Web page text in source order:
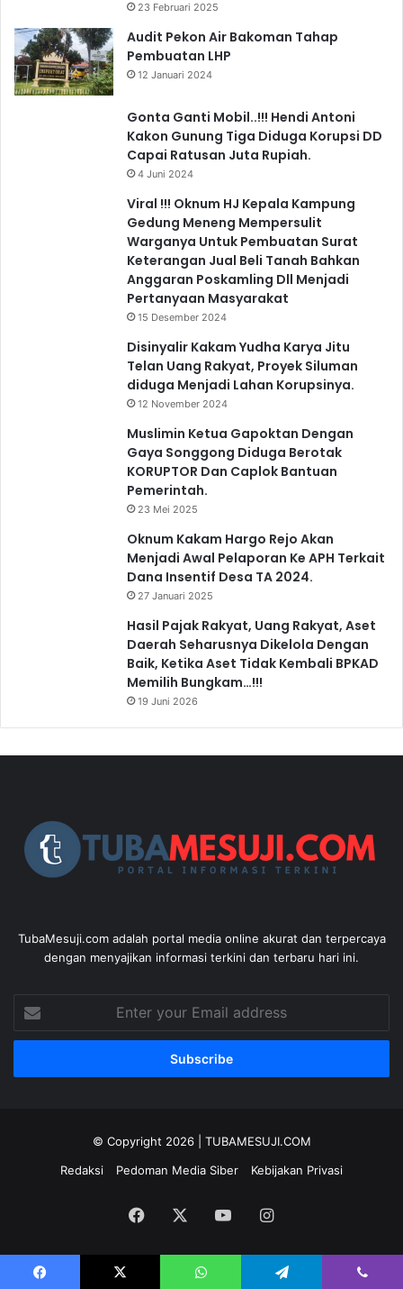
23 Februari 2025
Audit Pekon Air Bakoman Tahap
Pembuatan LHP
12 Januari 2024
Gonta Ganti Mobil..!!! Hendi Antoni
Kakon Gunung Tiga Diduga Korupsi DD
Capai Ratusan Juta Rupiah.
4 Juni 2024
Viral !!! Oknum HJ Kepala Kampung
Gedung Meneng Mempersulit
Warganya Untuk Pembuatan Surat
Keterangan Jual Beli Tanah Bahkan
Anggaran Poskamling Dll Menjadi
Pertanyaan Masyarakat
15 Desember 2024
Disinyalir Kakam Yudha Karya Jitu
Telan Uang Rakyat, Proyek Siluman
diduga Menjadi Lahan Korupsinya.
12 November 2024
Muslimin Ketua Gapoktan Dengan
Gaya Songgong Diduga Berotak
KORUPTOR Dan Caplok Bantuan
Pemerintah.
23 Mei 2025
Oknum Kakam Hargo Rejo Akan
Menjadi Awal Pelaporan Ke APH Terkait
Dana Insentif Desa TA 2024.
27 Januari 2025
Hasil Pajak Rakyat, Uang Rakyat, Aset
Daerah Seharusnya Dikelola Dengan
Baik, Ketika Aset Tidak Kembali BPKAD
Memilih Bungkam…!!!
19 Juni 2026
TubaMesuji.com adalah portal media online akurat dan terpercaya
dengan menyajikan informasi terkini dan terbaru hari ini.
your
Email
© Copyright 2026 | TUBAMESUJI.COM
Redaksi
Pedoman Media Siber Kebijakan Privasi
Facebook YouTubeInstagram